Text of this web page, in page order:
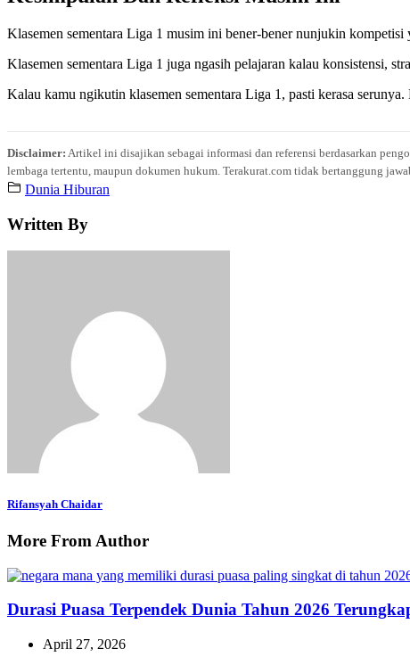
Klasemen sementara Liga 1 musim ini bener-bener nunjukin
Klasemen sementara Liga 1 juga ngasih pelajaran kalau konsistensi,
Kalau kamu ngikutin klasemen sementara Liga 1, pasti kerasa
Disclaimer: Artikel ini disajikan sebagai informasi dan referensi berdasarkan
lembaga tertentu, maupun dokumen hukum. Terakurat.com tidak bertanggung
Dunia Hiburan
Written By
Rifansyah Chaidar
More From Author
Durasi Puasa Terpendek Dunia Tahun 2026
April 27, 2026